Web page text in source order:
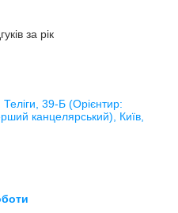
за рік
39-Б (Орієнтир:
канцелярський), Київ,